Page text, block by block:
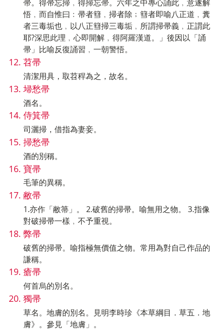
帚。得帚忘掃﹐得掃忘帚。六年之中專心誦此﹐意遂解
悟﹐而自惟曰﹕帚者篲﹐掃者除﹔篲者即喻八正道﹐糞
者三毒垢也﹐以八正篲掃三毒垢﹐所謂掃帚義﹐正謂此
耶?深思此理﹐心即開解﹐得阿羅漢道。」後因以「誦
帚」比喻反復誦習﹐一朝警悟。
苕帚
清潔用具，取苕稈為之，故名。
埽愁帚
酒名。
侍箕帚
司灑掃，借指為妻妾。
掃愁帚
酒的別稱。
寶帚
毛筆的異稱。
敝帚
1.亦作「敝箒」。 2.破舊的掃帚。喻無用之物。 3.指像
對破掃帚一樣﹐不予重視。
弊帚
破舊的掃帚。喻指極無價值之物。常用為對自己作品的
謙稱。
瘡帚
何首烏的別名。
獨帚
草名。地膚的別名。見明李時珍《本草綱目．草五．地
膚》。參見「地膚」。